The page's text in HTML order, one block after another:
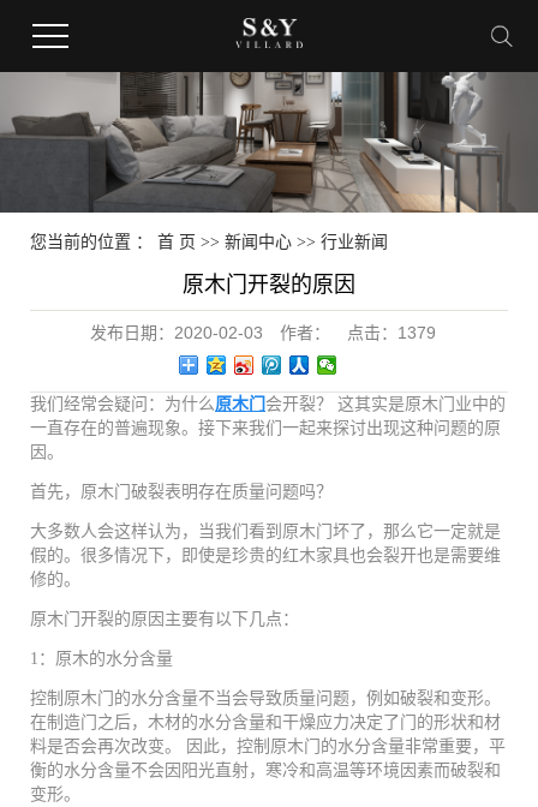
您当前的位置 ： 首 页 >> 新闻中心 >> 行业新闻
原木门开裂的原因
发布日期： 2020-02-03 作者： 点击： 1379
我们经常会疑问：为什么 原木门 会开裂？ 这其实是原木门业中的
一直存在的普遍现象。接下来我们一起来探讨出现这种问题的原
因。
首先，原木门破裂表明存在质量问题吗？
大多数人会这样认为，当我们看到原木门坏了，那么它一定就是
假的。很多情况下，即使是珍贵的红木家具也会裂开也是需要维
修的。
原木门开裂的原因主要有以下几点：
1：原木的水分含量
控制原木门的水分含量不当会导致质量问题，例如破裂和变形。
在制造门之后，木材的水分含量和干燥应力决定了门的形状和材
料是否会再次改变。 因此，控制原木门的水分含量非常重要，平
衡的水分含量不会因阳光直射，寒冷和高温等环境因素而破裂和
变形。